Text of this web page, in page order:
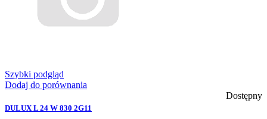
Szybki podgląd
Dodaj do porównania
Dostępny
DULUX L 24 W 830 2G11